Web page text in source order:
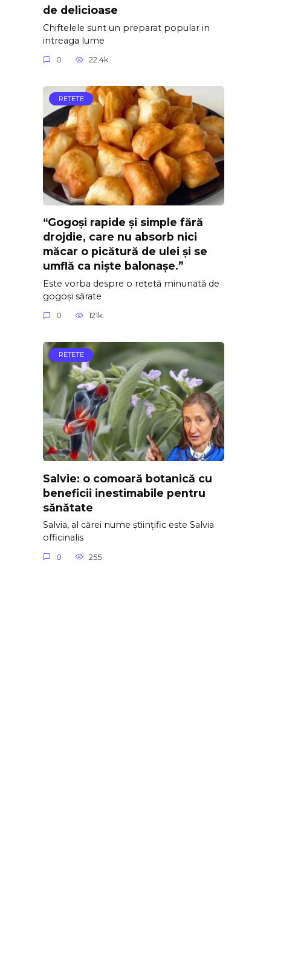
de delicioase
Chiftelele sunt un preparat popular in
intreaga lume
0 22.4k.
REŢETE
“Gogoși rapide și simple fără
drojdie, care nu absorb nici
măcar o picătură de ulei și se
umflă ca niște balonașe.”
Este vorba despre o rețetă minunată de
gogoși sărate
0 121k.
REŢETE
Salvie: o comoară botanică cu
beneficii inestimabile pentru
sănătate
Salvia, al cărei nume științific este Salvia
officinalis
0 255